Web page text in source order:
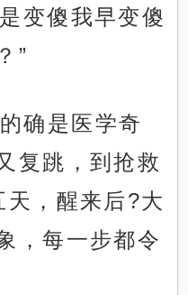
变傻我早变傻
”
确是医学奇
复跳，到抢救
，醒来后?大
，每一步都令